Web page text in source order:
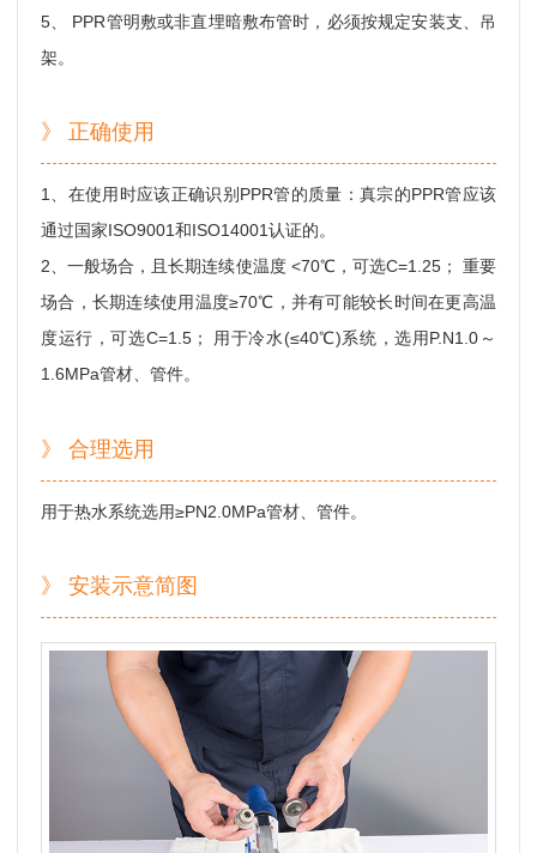
5、 PPR管明敷或非直埋暗敷布管时，必须按规定安装支、吊
架。
》 正确使用
1、在使用时应该正确识别PPR管的质量：真宗的PPR管应该
通过国家ISO9001和ISO14001认证的。
2、一般场合，且长期连续使温度 <70℃，可选C=1.25； 重要
场合，长期连续使用温度≥70℃，并有可能较长时间在更高温
度运行，可选C=1.5； 用于冷水(≤40℃)系统，选用P.N1.0～
1.6MPa管材、管件。
》 合理选用
用于热水系统选用≥PN2.0MPa管材、管件。
》 安装示意简图